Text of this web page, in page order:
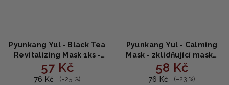
Pyunkang Yul - Black Tea
Revitalizing Mask 1ks -
revitalizační maska 25ml
57 Kč
76 Kč (–25 %)
Pyunkang Yul - Calming
Mask - zklidňující maska
25ml
58 Kč
76 Kč (–23 %)